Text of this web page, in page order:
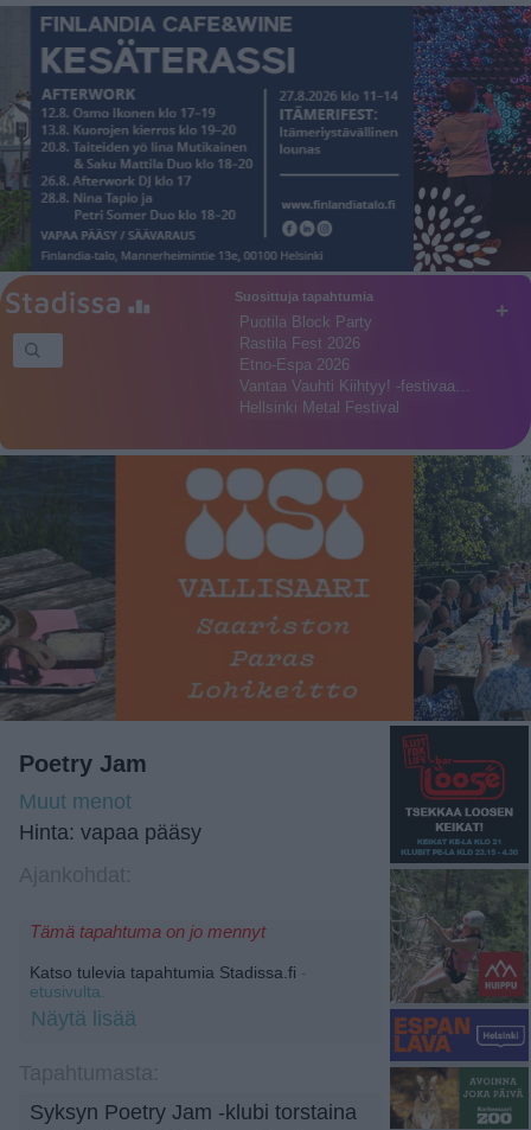
+
Suosittuja tapahtumia
Puotila Block Party
Rastila Fest 2026
Etno-Espa 2026
Vantaa Vauhti Kiihtyy! -festivaa…
Hellsinki Metal Festival
Poetry Jam
Muut menot
Hinta: vapaa pääsy
Tämä tapahtuma on jo mennyt
Katso tulevia tapahtumia Stadissa.fi -
etusivulta.
Näytä lisää
Syksyn Poetry Jam -klubi torstaina